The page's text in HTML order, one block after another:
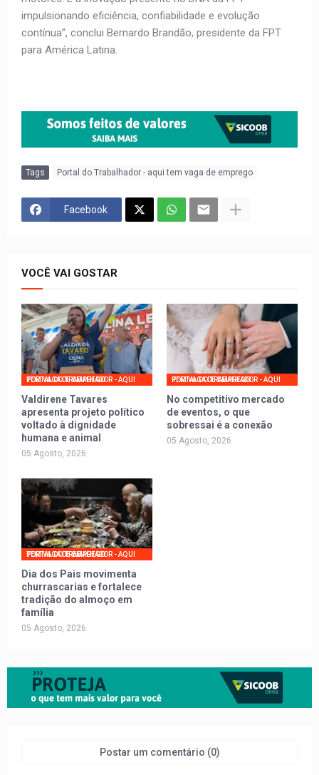
impulsionando eficiência, confiabilidade e evolução
contínua”, conclui Bernardo Brandão, presidente da FPT
para América Latina.
Tags Portal do Trabalhador - aqui tem vaga de emprego
Facebook
VOCÊ VAI GOSTAR
PORTAL DO TRABALHADOR - AQUI TEM VAGA DE EMPREGO
Valdirene Tavares
apresenta projeto político
voltado à dignidade
humana e animal
05 Agosto, 2026
PORTAL DO TRABALHADOR - AQUI TEM VAGA DE EMPREGO
No competitivo mercado
de eventos, o que
sobressai é a conexão
05 Agosto, 2026
PORTAL DO TRABALHADOR - AQUI TEM VAGA DE EMPREGO
Dia dos Pais movimenta
churrascarias e fortalece
tradição do almoço em
família
05 Agosto, 2026
Postar um comentário (0)